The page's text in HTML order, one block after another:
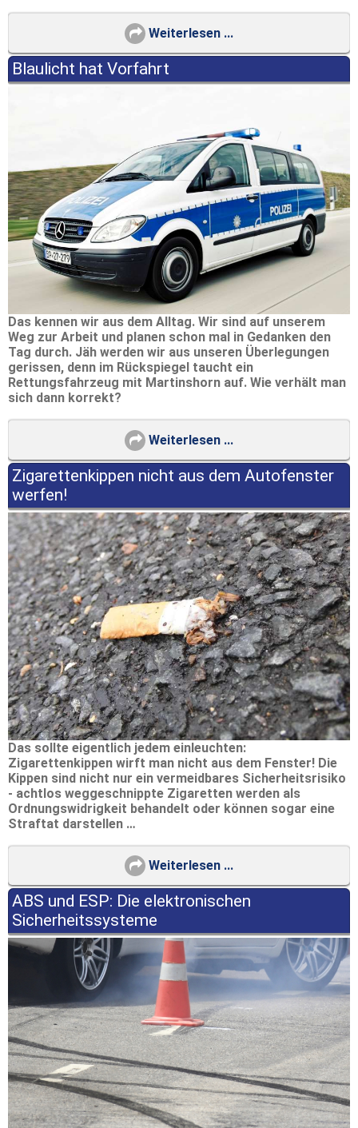
Weiterlesen ...
Blaulicht hat Vorfahrt
Das kennen wir aus dem Alltag. Wir sind auf unserem
Weg zur Arbeit und planen schon mal in Gedanken den
Tag durch. Jäh werden wir aus unseren Überlegungen
gerissen, denn im Rückspiegel taucht ein
Rettungsfahrzeug mit Martinshorn auf. Wie verhält man
sich dann korrekt?
Weiterlesen ...
Zigarettenkippen nicht aus dem Autofenster
werfen!
Das sollte eigentlich jedem einleuchten:
Zigarettenkippen wirft man nicht aus dem Fenster! Die
Kippen sind nicht nur ein vermeidbares Sicherheitsrisiko
- achtlos weggeschnippte Zigaretten werden als
Ordnungswidrigkeit behandelt oder können sogar eine
Straftat darstellen …
Weiterlesen ...
ABS und ESP: Die elektronischen
Sicherheitssysteme